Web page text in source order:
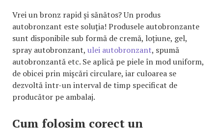
Vrei un bronz rapid și sănătos? Un produs
autobronzant este soluția! Produsele autobronzante
sunt disponibile sub formă de cremă, loțiune, gel,
spray autobronzant, ulei autobronzant, spumă
autobronzantă etc. Se aplică pe piele în mod uniform,
de obicei prin mișcări circulare, iar culoarea se
dezvoltă într-un interval de timp specificat de
producător pe ambalaj.
Cum folosim corect un